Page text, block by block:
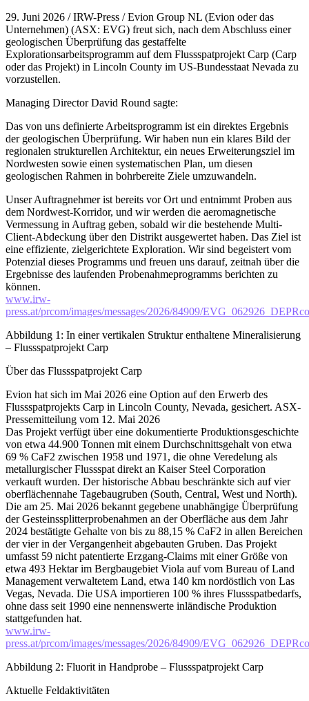
29. Juni 2026 / IRW-Press / Evion Group NL (Evion oder das
Unternehmen) (ASX: EVG) freut sich, nach dem Abschluss einer
geologischen Überprüfung das gestaffelte
Explorationsarbeitsprogramm auf dem Flussspatprojekt Carp (Carp
oder das Projekt) in Lincoln County im US-Bundesstaat Nevada zu
vorzustellen.
Managing Director David Round sagte:
Das von uns definierte Arbeitsprogramm ist ein direktes Ergebnis
der geologischen Überprüfung. Wir haben nun ein klares Bild der
regionalen strukturellen Architektur, ein neues Erweiterungsziel im
Nordwesten sowie einen systematischen Plan, um diesen
geologischen Rahmen in bohrbereite Ziele umzuwandeln.
Unser Auftragnehmer ist bereits vor Ort und entnimmt Proben aus
dem Nordwest-Korridor, und wir werden die aeromagnetische
Vermessung in Auftrag geben, sobald wir die bestehende Multi-
Client-Abdeckung über den Distrikt ausgewertet haben. Das Ziel ist
eine effiziente, zielgerichtete Exploration. Wir sind begeistert vom
Potenzial dieses Programms und freuen uns darauf, zeitnah über die
Ergebnisse des laufenden Probenahmeprogramms berichten zu
können.
www.irw-
press.at/prcom/images/messages/2026/84909/
Abbildung 1: In einer vertikalen Struktur enthaltene Mineralisierung
– Flussspatprojekt Carp
Über das Flussspatprojekt Carp
Evion hat sich im Mai 2026 eine Option auf den Erwerb des
Flussspatprojekts Carp in Lincoln County, Nevada, gesichert. ASX-
Pressemitteilung vom 12. Mai 2026
Das Projekt verfügt über eine dokumentierte Produktionsgeschichte
von etwa 44.900 Tonnen mit einem Durchschnittsgehalt von etwa
69 % CaF2 zwischen 1958 und 1971, die ohne Veredelung als
metallurgischer Flussspat direkt an Kaiser Steel Corporation
verkauft wurden. Der historische Abbau beschränkte sich auf vier
oberflächennahe Tagebaugruben (South, Central, West und North).
Die am 25. Mai 2026 bekannt gegebene unabhängige Überprüfung
der Gesteinssplitterprobenahmen an der Oberfläche aus dem Jahr
2024 bestätigte Gehalte von bis zu 88,15 % CaF2 in allen Bereichen
der vier in der Vergangenheit abgebauten Gruben. Das Projekt
umfasst 59 nicht patentierte Erzgang-Claims mit einer Größe von
etwa 493 Hektar im Bergbaugebiet Viola auf vom Bureau of Land
Management verwaltetem Land, etwa 140 km nordöstlich von Las
Vegas, Nevada. Die USA importieren 100 % ihres Flussspatbedarfs,
ohne dass seit 1990 eine nennenswerte inländische Produktion
stattgefunden hat.
www.irw-
press.at/prcom/images/messages/2026/84909/
Abbildung 2: Fluorit in Handprobe – Flussspatprojekt Carp
Aktuelle Feldaktivitäten